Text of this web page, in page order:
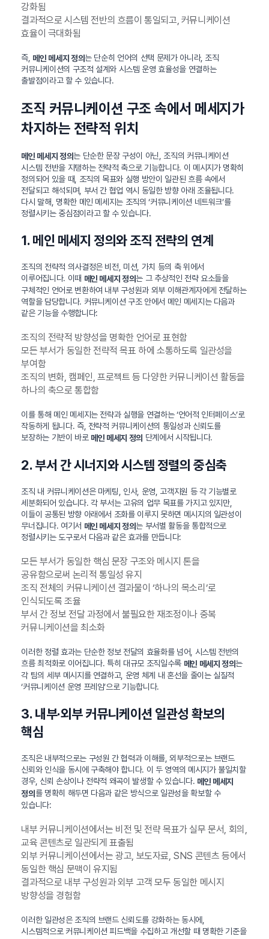
강화됨
결과적으로 시스템 전반의 흐름이 통일되고, 커뮤니케이션
효율이 극대화됨
즉, 메인 메세지 정의는 단순히 언어의 선택 문제가 아니라, 조직
커뮤니케이션의 구조적 설계와 시스템 운영 효율성을 연결하는
출발점이라고 할 수 있습니다.
조직 커뮤니케이션 구조 속에서 메세지가
차지하는 전략적 위치
메인 메세지 정의는 단순한 문장 구성이 아닌, 조직의 커뮤니케이션
시스템 전반을 지탱하는 전략적 축으로 기능합니다. 이 메시지가 명확히
정의되어 있을 때, 조직의 목표와 실행 방안이 일관된 흐름 속에서
전달되고 해석되며, 부서 간 협업 역시 동일한 방향 아래 조율됩니다.
다시 말해, 명확한 메인 메세지는 조직의 ‘커뮤니케이션 네트워크’를
정렬시키는 중심점이라고 할 수 있습니다.
1. 메인 메세지 정의와 조직 전략의 연계
조직의 전략적 의사결정은 비전, 미션, 가치 등의 축 위에서
이루어집니다. 이때 메인 메세지 정의는 그 추상적인 전략 요소들을
구체적인 언어로 변환하여 내부 구성원과 외부 이해관계자에게 전달하는
역할을 담당합니다. 커뮤니케이션 구조 안에서 메인 메세지는 다음과
같은 기능을 수행합니다:
조직의 전략적 방향성을 명확한 언어로 표현함
모든 부서가 동일한 전략적 목표 하에 소통하도록 일관성을
부여함
조직의 변화, 캠페인, 프로젝트 등 다양한 커뮤니케이션 활동을
하나의 축으로 통합함
이를 통해 메인 메세지는 전략과 실행을 연결하는 ‘언어적 인터페이스’로
작동하게 됩니다. 즉, 전략적 커뮤니케이션의 통일성과 신뢰도를
보장하는 기반이 바로 메인 메세지 정의 단계에서 시작됩니다.
2. 부서 간 시너지와 시스템 정렬의 중심축
조직 내 커뮤니케이션은 마케팅, 인사, 운영, 고객지원 등 각 기능별로
세분화되어 있습니다. 각 부서는 고유의 업무 목표를 가지고 있지만,
이들이 공통된 방향 아래에서 조화를 이루지 못하면 메시지의 일관성이
무너집니다. 여기서 메인 메세지 정의는 부서별 활동을 통합적으로
정렬시키는 도구로서 다음과 같은 효과를 만듭니다:
모든 부서가 동일한 핵심 문장 구조와 메시지 톤을
공유함으로써 논리적 통일성 유지
조직 전체의 커뮤니케이션 결과물이 ‘하나의 목소리’로
인식되도록 조율
부서 간 정보 전달 과정에서 불필요한 재조정이나 중복
커뮤니케이션을 최소화
이러한 정렬 효과는 단순한 정보 전달의 효율화를 넘어, 시스템 전반의
흐름 최적화로 이어집니다. 특히 대규모 조직일수록 메인 메세지 정의는
각 팀의 세부 메시지를 연결하고, 운영 체계 내 혼선을 줄이는 실질적
‘커뮤니케이션 운영 프레임’으로 기능합니다.
3. 내부·외부 커뮤니케이션 일관성 확보의
핵심
조직은 내부적으로는 구성원 간 협력과 이해를, 외부적으로는 브랜드
신뢰와 인식을 동시에 구축해야 합니다. 이 두 영역의 메시지가 불일치할
경우, 신뢰 손상이나 전략적 왜곡이 발생할 수 있습니다. 메인 메세지
정의 를 명확히 해두면 다음과 같은 방식으로 일관성을 확보할 수
있습니다:
내부 커뮤니케이션에서는 비전 및 전략 목표가 실무 문서, 회의,
교육 콘텐츠로 일관되게 표출됨
외부 커뮤니케이션에서는 광고, 보도자료, SNS 콘텐츠 등에서
동일한 핵심 문맥이 유지됨
결과적으로 내부 구성원과 외부 고객 모두 동일한 메시지
방향성을 경험함
이러한 일관성은 조직의 브랜드 신뢰도를 강화하는 동시에,
시스템적으로 커뮤니케이션 피드백을 수집하고 개선할 때 명확한 기준을